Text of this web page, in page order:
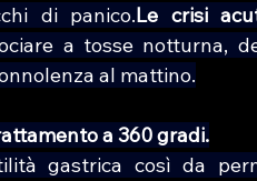
di panico.Le crisi
a tosse notturna,
al mattino.
a 360 gradi.
gastrica così da